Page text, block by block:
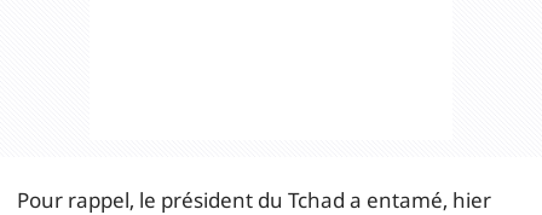
Pour rappel, le président du Tchad a entamé, hier